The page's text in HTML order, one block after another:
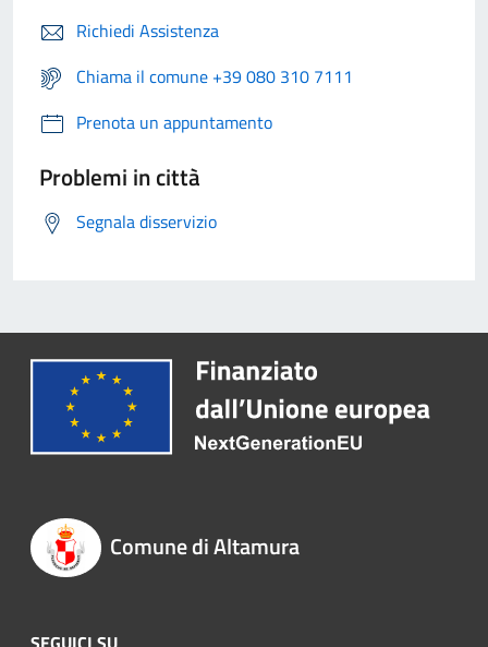
Richiedi Assistenza
Chiama il comune +39 080 310 7111
Prenota un appuntamento
Problemi in città
Segnala disservizio
Comune di Altamura